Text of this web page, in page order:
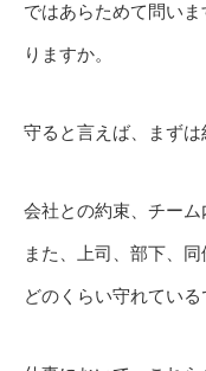
ではあらためて問い
りますか。
守ると言えば、まずは
会社との約束、チーム
また、上司、部下、
どのくらい守れている